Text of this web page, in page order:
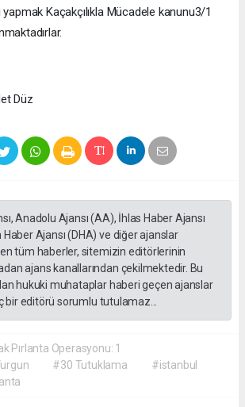
Kaçakçılıkla Mücadele kanunu3/1
Düz
Anadolu Ajansı (AA), İhlas Haber Ajansı
Ajansı (DHA) ve diğer ajanslar
tüm haberler, sitemizin editörlerinin
ajans kanallarından çekilmektedir. Bu
hukuki muhataplar haberi geçen ajanslar
bir editörü sorumlu tutulamaz...
Pırlanta Operasyonu: 1
#30 Tutuklama
#istanbul